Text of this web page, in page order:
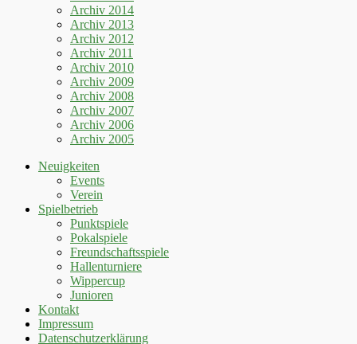
Archiv 2014
Archiv 2013
Archiv 2012
Archiv 2011
Archiv 2010
Archiv 2009
Archiv 2008
Archiv 2007
Archiv 2006
Archiv 2005
Neuigkeiten
Events
Verein
Spielbetrieb
Punktspiele
Pokalspiele
Freundschaftsspiele
Hallenturniere
Wippercup
Junioren
Kontakt
Impressum
Datenschutzerklärung